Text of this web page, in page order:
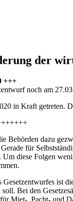
der
+++
noch am
in Kraft getreten.
Behörden dazu
für
diese Folgen
ist
Bei den
Miet-, Pacht- und